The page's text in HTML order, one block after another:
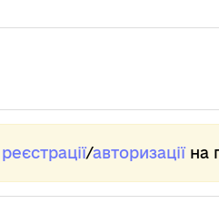
реєстрації/авторизаціїна